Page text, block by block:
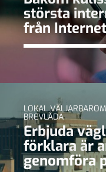
största
från
LOKAL
BREVLÅDA
Erbjuda
förklara är
genomföra